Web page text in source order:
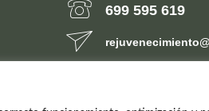
699 595 619